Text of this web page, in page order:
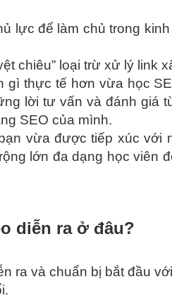
lực để làm chủ trong
chiêu” loại trừ xử lý link
gì thực tế hơn vừa học
lời tư vấn và đánh giá
SEO của mình.
vừa được tiếp xúc với
lớn đa dạng học viên
diễn ra ở đâu?
ra và chuẩn bị bắt đầu